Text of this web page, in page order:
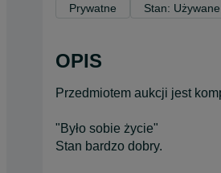
Prywatne Stan: Używane
OPIS
Przedmiotem aukcji jest
"Było sobie życie"
Stan bardzo dobry.